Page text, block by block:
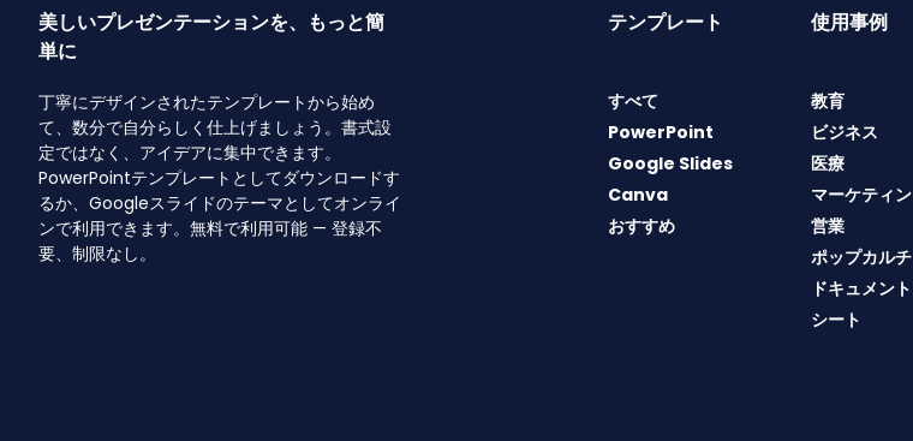
美しいプレゼンテーションを、もっと簡
単に
丁寧にデザインされたテンプレートから始め
て、数分で自分らしく仕上げましょう。書式設
定ではなく、アイデアに集中できます。
PowerPointテンプレートとしてダウンロードす
るか、Googleスライドのテーマとしてオンライ
ンで利用できます。無料で利用可能 — 登録不
要、制限なし。
テンプレート
すべて
PowerPoint
Google Slides
Canva
おすすめ
使用事例
教育
ビジネス
医療
マーケティ
営業
ポップカル
ドキュメント
シート